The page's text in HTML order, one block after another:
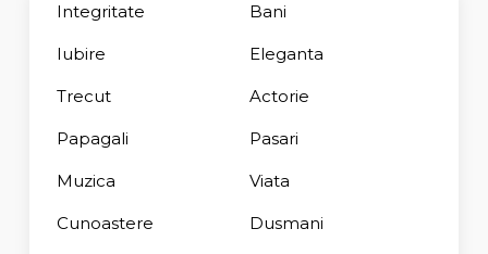
Integritate Bani
Iubire Eleganta
Trecut Actorie
Papagali Pasari
Muzica Viata
Cunoastere Dusmani